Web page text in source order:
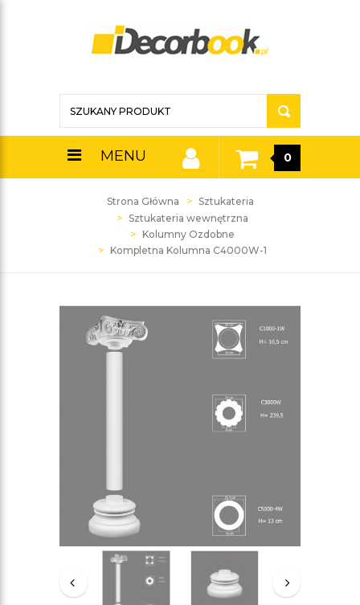
MENU 0
Strona Główna
Sztukateria
Sztukateria wewnętrzna
Kolumny Ozdobne
Kompletna Kolumna C4000W-1